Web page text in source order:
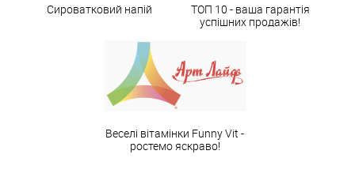
Сироватковий напій
ТОП 10 - ваша гарантія
успішних продажів!
Веселі вітамінки Funny Vit -
ростемо яскраво!